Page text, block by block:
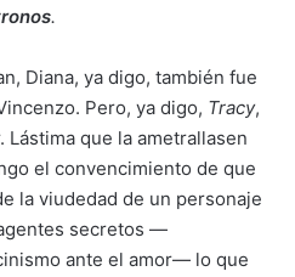
.
Diana, ya digo, también fue
Pero, ya digo, Tracy,
Lástima que la ametrallasen
el convencimiento de que
la viudedad de un personaje
secretos —
ante el amor— lo que